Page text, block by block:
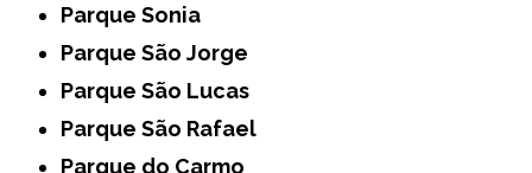
Parque Sonia
Parque São Jorge
Parque São Lucas
Parque São Rafael
Parque do Carmo